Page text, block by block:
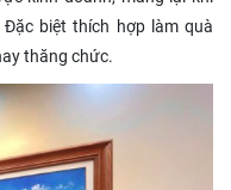
biệt thích hợp làm quà
thăng chức.